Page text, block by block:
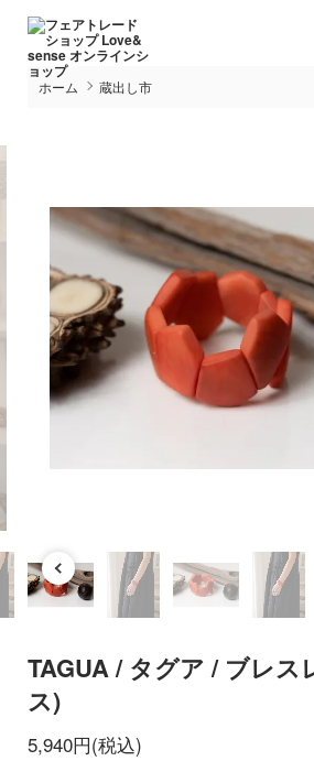
ホーム 蔵出し市
TAGUA / タグア / ブレス
ス)
5,940円(税込)